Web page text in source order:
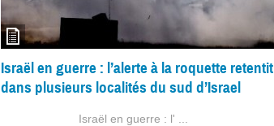
Israël en guerre : l’alerte à la roquette retentit
dans plusieurs localités du sud d’Israel
Israël en guerre : l' ...